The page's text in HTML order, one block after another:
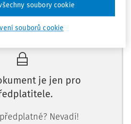
předplatné?
je jen pro
Nevadí!
souborů cookie
soubory cookie